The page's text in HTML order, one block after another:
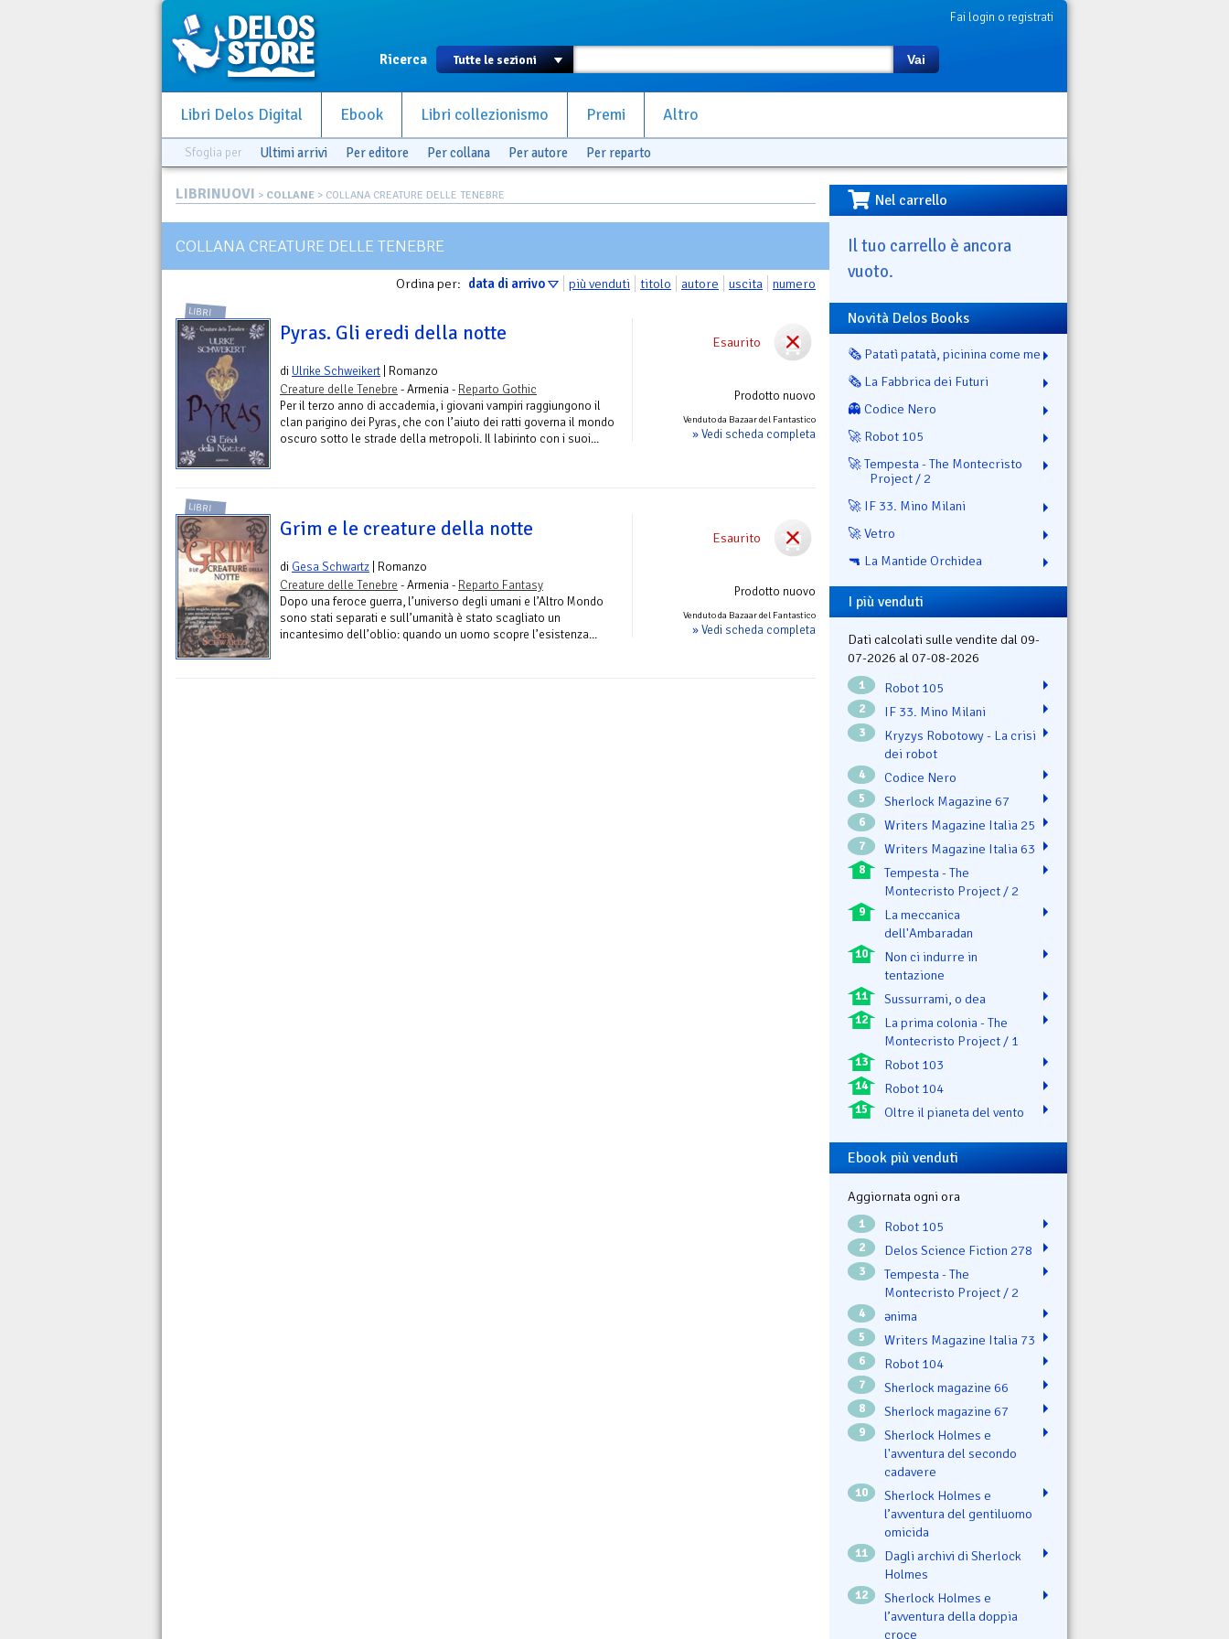
Fai login o registrati
Ricerca Vai
Libri Delos Digital Ebook Libri collezionismo Premi Altro
Sfoglia per Ultimi arrivi Per editore Per collana Per autore Per reparto
LIBRINUOVI > COLLANE > COLLANA CREATURE DELLE TENEBRE
COLLANA CREATURE DELLE TENEBRE
Ordina per: data di arrivo più venduti titolo autore uscita numero
Esaurito
Prodotto nuovo
Venduto da Bazaar del Fantastico
» Vedi scheda completa
LIBRI
Pyras. Gli eredi della notte
di Ulrike Schweikert | Romanzo
Creature delle Tenebre - Armenia - Reparto Gothic
Per il terzo anno di accademia, i giovani vampiri raggiungono il
clan parigino dei Pyras, che con l’aiuto dei ratti governa il mondo
oscuro sotto le strade della metropoli. Il labirinto con i suoi...
Esaurito
Prodotto nuovo
Venduto da Bazaar del Fantastico
» Vedi scheda completa
LIBRI
Grim e le creature della notte
di Gesa Schwartz | Romanzo
Creature delle Tenebre - Armenia - Reparto Fantasy
Dopo una feroce guerra, l’universo degli umani e l’Altro Mondo
sono stati separati e sull’umanità è stato scagliato un
incantesimo dell’oblio: quando un uomo scopre l’esistenza...
Nel carrello
Il tuo carrello è ancora
vuoto.
Novità Delos Books
🗞️ Patatì patatà, picinina come me
🗞️ La Fabbrica dei Futuri
👻 Codice Nero
🚀 Robot 105
🚀 Tempesta - The Montecristo
Project / 2
🚀 IF 33. Mino Milani
🚀 Vetro
🔫 La Mantide Orchidea
I più venduti
Dati calcolati sulle vendite dal 09-
07-2026 al 07-08-2026
1 Robot 105
2 IF 33. Mino Milani
3
Kryzys Robotowy - La crisi
dei robot
4 Codice Nero
5 Sherlock Magazine 67
6 Writers Magazine Italia 25
7 Writers Magazine Italia 63
8
Tempesta - The
Montecristo Project / 2
9
La meccanica
dell'Ambaradan
10
Non ci indurre in
tentazione
11 Sussurrami, o dea
12
La prima colonia - The
Montecristo Project / 1
13 Robot 103
14 Robot 104
15 Oltre il pianeta del vento
Ebook più venduti
Aggiornata ogni ora
1 Robot 105
2 Delos Science Fiction 278
3
Tempesta - The
Montecristo Project / 2
4 ənima
5 Writers Magazine Italia 73
6 Robot 104
7 Sherlock magazine 66
8 Sherlock magazine 67
9
Sherlock Holmes e
l'avventura del secondo
cadavere
10
Sherlock Holmes e
l’avventura del gentiluomo
omicida
11
Dagli archivi di Sherlock
Holmes
12
Sherlock Holmes e
l’avventura della doppia
croce